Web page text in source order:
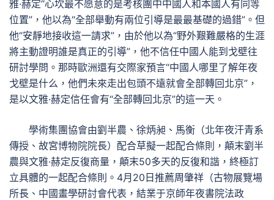
雅·赫定“心坎最不愿意的是考核團中中國人和本國人有同等
位置”，他以為“全部舉動有兩位引導是最最基礎的過錯”。但
他“安靜地接收這一請求”，由於他以為“野外艱難嚴格的生涯
將主動證明誰是真正的引導”，他不信任中國人能到戈壁往
研討學問。那時歐洲還有交際家預言“中國人哪里了解年夜
戈壁是什么，他們未來走出包頭不遠就會全部轉回北京”，
是以文雅·赫定信任會有“全部轉回北京”的這一天。
學術集團協會由劉半農、徐炳昶、馬衡（北年夜汗青系
傳授、故宮博物院院長）配合草擬一起配合條則，顛末劉半
農與文雅·赫定反復商量，顛末50多天的反復和諧，終極訂
立具體的一起配合條則。4月20日推薦周肇祥（古物展覽場
所長、中國畫學研討會代表，結業于京師年夜書院法政